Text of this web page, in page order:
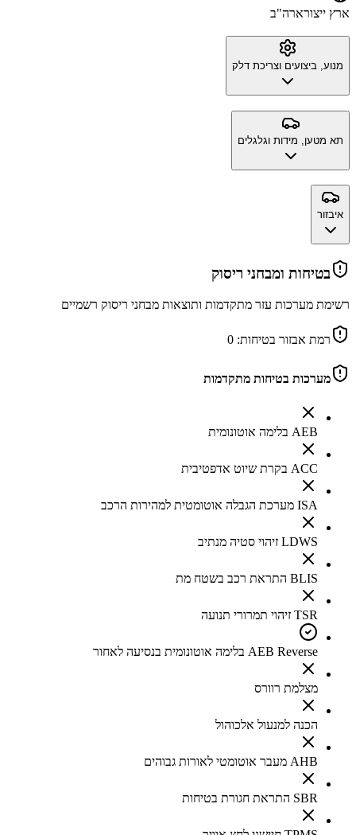
ארץ ייצורארה"ב
מנוע, ביצועים וצריכת דלק
תא מטען, מידות וגלגלים
איבזור
בטיחות ומבחני ריסוק
רשימת מערכות עזר מתקדמות ותוצאות מבחני ריסוק רשמיים
רמת אבזור בטיחות: 0
מערכות בטיחות מתקדמות
AEB בלימה אוטונומית
ACC בקרת שיוט אדפטיבית
ISA מערכת הגבלה אוטומטית למהירות הרכב
LDWS זיהוי סטיה מנתיב
BLIS התראת רכב בשטח מת
TSR זיהוי תמרורי תנועה
AEB Reverse בלימה אוטונומית בנסיעה לאחור
מצלמת רוורס
הכנה למנעול אלכוהול
AHB מעבר אוטומטי לאורות גבוהים
SBR התראת חגורת בטיחות